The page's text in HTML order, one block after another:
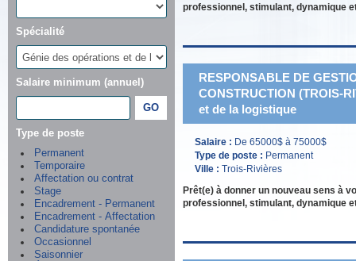
Spécialité
Salaire minimum (annuel)
Type de poste
Permanent
Temporaire
Affectation ou contrat
Stage
Encadrement - Permanent
Encadrement - Affectation
Candidature spontanée
Occasionnel
Saisonnier
professionnel, stimulant, dynamique
RESPONSABLE DE
CONSTRUCTION (TROIS-
et de la logistique
Salaire : De 65000$ à 75000$
Type de poste : Permanent
Ville : Trois-Rivières
Prêt(e) à donner un nouveau sens à
professionnel, stimulant, dynamique